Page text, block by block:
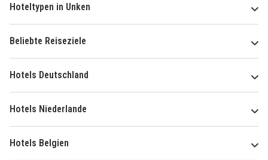
Hoteltypen in Unken
Beliebte Reiseziele
Hotels Deutschland
Hotels Niederlande
Hotels Belgien